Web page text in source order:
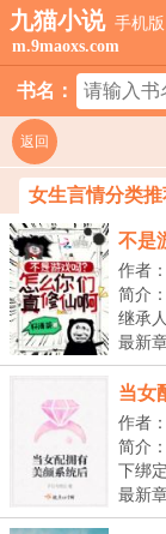
九猫小说 手机版
m.9maoxs.com
书名：
返回
女生言情分类推
不是
作者
简介
继承
在...
最新
当女
作者
简介
下绑
救...
最新